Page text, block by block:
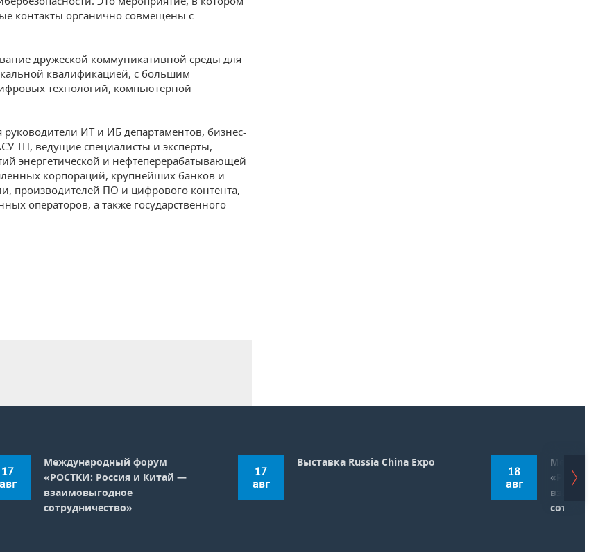
контакты органично совмещены с
дружеской коммуникативной среды для
квалификацией, c большим
технологий, компьютерной
ИТ и ИБ департаментов, бизнес-
ТП, ведущие специалисты и эксперты,
энергетической и нефтеперерабатывающей
корпораций, крупнейших банков и
производителей ПО и цифрового контента,
операторов, а также государственного
17
авг
Международный форум
«РОСТКИ: Россия и Китай —
взаимовыгодное
сотрудничество»
17
авг
Выставка Russia China Expo
18
авг
«РОСТКИ: